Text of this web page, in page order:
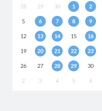
28 29 30 1 2
5 6 7 8 9
12 13 14 15 16
19 20 21 22 23
26 27 28 29 30
2 3 4 5 6